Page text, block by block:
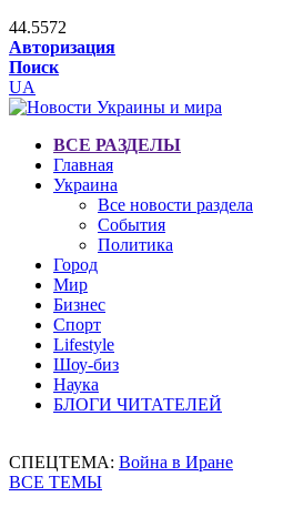
44.5572
Авторизация
Поиск
UA
ВСЕ РАЗДЕЛЫ
Главная
Украина
Все новости раздела
События
Политика
Город
Мир
Бизнес
Спорт
Lifestyle
Шоу-биз
Наука
БЛОГИ ЧИТАТЕЛЕЙ
СПЕЦТЕМА: Война в Иране
ВСЕ ТЕМЫ